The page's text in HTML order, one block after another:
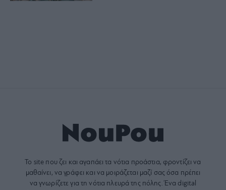
Το site που ζει και αγαπάει τα νότια προάστια, φροντίζει να
μαθαίνει, να γράφει και να μοιράζεται μαζί σας όσα πρέπει
να γνωρίζετε για τη νότια πλευρά της πόλης. Ένα digital